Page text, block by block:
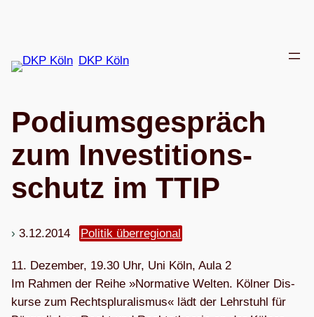
springen
DKP Köln
Podi­ums­ge­spräch
zum Inves­ti­ti­ons­
schutz im TTIP
3.12.2014 Politik überregional
11. Dezem­ber, 19.30 Uhr, Uni Köln, Aula 2
Im Rah­men der Reihe »Nor­ma­tive Wel­ten. Köl­ner Dis­
kurse zum Rechts­plu­ra­lis­mus« lädt der Lehr­stuhl für